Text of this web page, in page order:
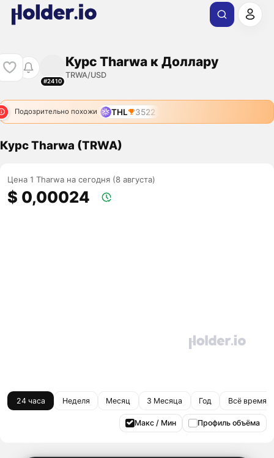
#2410
Курс Tharwa к Доллару
TRWA/USD
Подозрительно похожи THL 3522
Курс Tharwa (TRWA)
Цена 1 Tharwa на сегодня (8 августа)
$ 0,00024
24 часа Неделя Месяц 3 Месяца Год Всё время
Макс / Мин Профиль объёма